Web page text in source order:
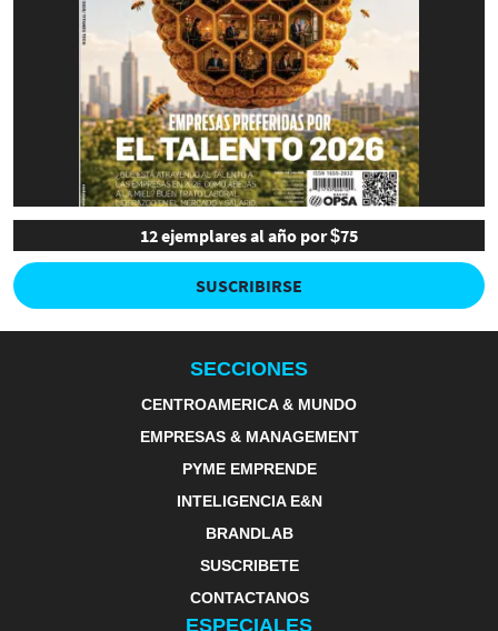
12 ejemplares al año por $75
SUSCRIBIRSE
SECCIONES
CENTROAMERICA & MUNDO
EMPRESAS & MANAGEMENT
PYME EMPRENDE
INTELIGENCIA E&N
BRANDLAB
SUSCRIBETE
CONTACTANOS
ESPECIALES